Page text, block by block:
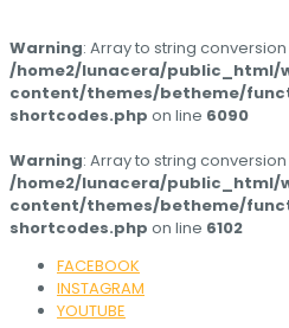
Warning: Array to string conversion
/home2/lunacera/public_html/
content/themes/betheme/
shortcodes.php on line 6090
Warning: Array to string conversion
/home2/lunacera/public_html/
content/themes/betheme/
shortcodes.php on line 6102
FACEBOOK
INSTAGRAM
YOUTUBE